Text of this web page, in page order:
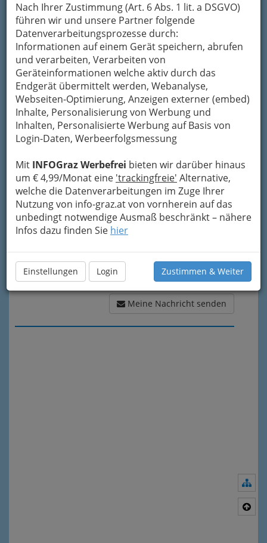
Nach Ihrer Zustimmung (Art. 6 Abs. 1 lit. a DSGVO)
führen wir und unsere Partner folgende
Datenverarbeitungsprozesse durch:
Informationen auf einem Gerät speichern, abrufen
und verarbeiten, Verarbeiten von
Geräteinformationen welche aktiv durch das
Endgerät übermittelt werden, Webanalyse,
Webseiten-Optimierung, Anzeigen externer (embed)
Inhalte, Personalisierung von Werbung und
Inhalten, Personalisierte Werbung auf Basis von
Login-Daten, Werbeerfolgsmessung
Mit INFOGraz Werbefrei bieten wir darüber hinaus
um € 4,99/Monat eine 'trackingfreie' Alternative,
welche die Datenverarbeitungen im Zuge Ihrer
Nutzung von info-graz.at von vornherein auf das
unbedingt notwendige Ausmaß beschränkt – nähere
Infos dazu finden Sie hier
Einstellungen Login Zustimmen & Weiter
weitergeleitet.
Mein Name
Meine Email Adresse
Mein Betreff
Meine Nachricht
Meine Nachricht senden